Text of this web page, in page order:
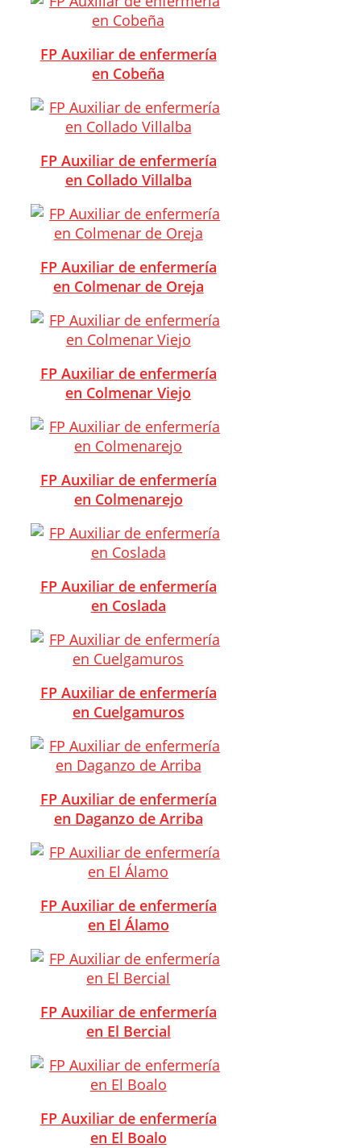
FP Auxiliar de enfermería
en Cobeña
FP Auxiliar de enfermería
en Collado Villalba
FP Auxiliar de enfermería
en Colmenar de Oreja
FP Auxiliar de enfermería
en Colmenar Viejo
FP Auxiliar de enfermería
en Colmenarejo
FP Auxiliar de enfermería
en Coslada
FP Auxiliar de enfermería
en Cuelgamuros
FP Auxiliar de enfermería
en Daganzo de Arriba
FP Auxiliar de enfermería
en El Álamo
FP Auxiliar de enfermería
en El Bercial
FP Auxiliar de enfermería
en El Boalo